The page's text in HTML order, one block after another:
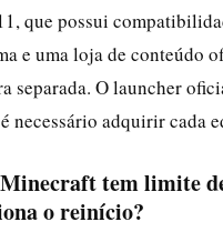
que possui
e uma loja de conteúdo
separada. O launcher
necessário adquirir cada
tem limite
o reinício?